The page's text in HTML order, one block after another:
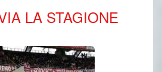
LA STAGIONE